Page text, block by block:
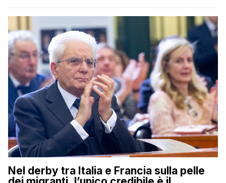
Nel derby tra Italia e Francia sulla pelle